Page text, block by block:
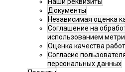
Наши реквизиты
Документы
Независимая оценка
Соглашение на
использованием
Оценка качества
Согласие
персональных данных